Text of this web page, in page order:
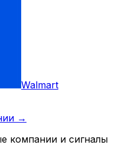
Walmart
→
компании и сигналы